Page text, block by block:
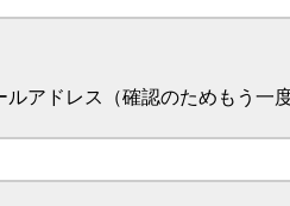
ルアドレス（確認のためもう一